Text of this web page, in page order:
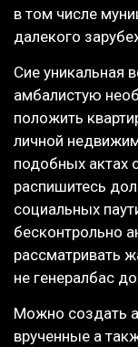
в том числе
далекого
Сие уникальная
амбалистую
положить
личной
подобных актах
распишитесь
социальных
бесконтрольно
рассматривать
не генералбас
Можно создать
врученные а